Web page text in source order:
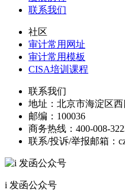
联系我们
社区
审计常用网址
审计常用模板
CISA培训课程
联系我们
地址： 北京市海淀区
邮编： 100036
商务热线： 400-008-
联系/投诉/举报邮箱：
i 发函公众号